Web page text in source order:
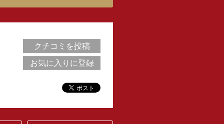
クチコミを投稿
お気に入りに登録